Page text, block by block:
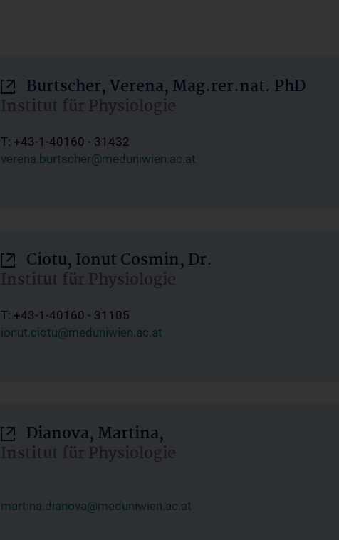
Burtscher, Verena, Mag.rer.nat. PhD
Institut für Physiologie
T: +43-1-40160 - 31432
verena.burtscher@meduniwien.ac.at
Ciotu, Ionut Cosmin, Dr.
Institut für Physiologie
T: +43-1-40160 - 31105
ionut.ciotu@meduniwien.ac.at
Dianova, Martina,
Institut für Physiologie
martina.dianova@meduniwien.ac.at